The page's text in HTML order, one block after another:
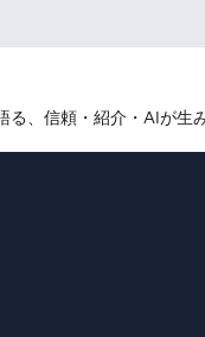
、信頼・紹介・AIが生